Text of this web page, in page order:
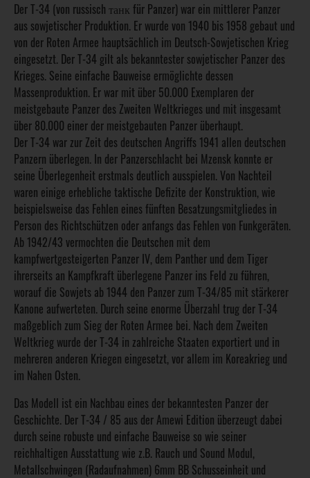
Der T-34 (von russisch танк für Panzer) war ein mittlerer Panzer
aus sowjetischer Produktion. Er wurde von 1940 bis 1958 gebaut und
von der Roten Armee hauptsächlich im Deutsch-Sowjetischen Krieg
eingesetzt. Der T-34 gilt als bekanntester sowjetischer Panzer des
Krieges. Seine einfache Bauweise ermöglichte dessen
Massenproduktion. Er war mit über 50.000 Exemplaren der
meistgebaute Panzer des Zweiten Weltkrieges und mit insgesamt
über 80.000 einer der meistgebauten Panzer überhaupt.
Der T-34 war zur Zeit des deutschen Angriffs 1941 allen deutschen
Panzern überlegen. In der Panzerschlacht bei Mzensk konnte er
seine Überlegenheit erstmals deutlich ausspielen. Von Nachteil
waren einige erhebliche taktische Defizite der Konstruktion, wie
beispielsweise das Fehlen eines fünften Besatzungsmitgliedes in
Person des Richtschützen oder anfangs das Fehlen von Funkgeräten.
Ab 1942/43 vermochten die Deutschen mit dem
kampfwertgesteigerten Panzer IV, dem Panther und dem Tiger
ihrerseits an Kampfkraft überlegene Panzer ins Feld zu führen,
worauf die Sowjets ab 1944 den Panzer zum T-34/85 mit stärkerer
Kanone aufwerteten. Durch seine enorme Überzahl trug der T-34
maßgeblich zum Sieg der Roten Armee bei. Nach dem Zweiten
Weltkrieg wurde der T-34 in zahlreiche Staaten exportiert und in
mehreren anderen Kriegen eingesetzt, vor allem im Koreakrieg und
im Nahen Osten.
Das Modell ist ein Nachbau eines der bekanntesten Panzer der
Geschichte. Der T-34 / 85 aus der Amewi Edition überzeugt dabei
durch seine robuste und einfache Bauweise so wie seiner
reichhaltigen Ausstattung wie z.B. Rauch und Sound Modul,
Metallschwingen (Radaufnahmen) 6mm BB Schusseinheit und